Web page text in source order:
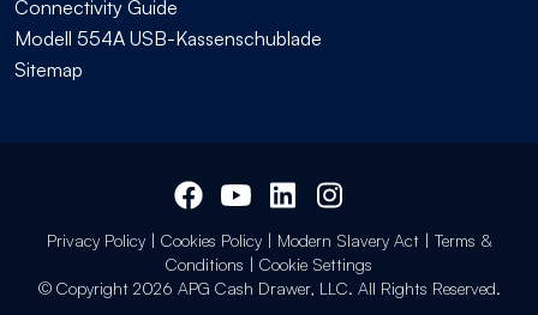
Connectivity Guide
Modell 554A USB-Kassenschublade
Sitemap
Privacy Policy| Cookies Policy| Modern Slavery Act| Terms &
Conditions | Cookie Settings
© Copyright 2026 APG Cash Drawer, LLC. All Rights Reserved.